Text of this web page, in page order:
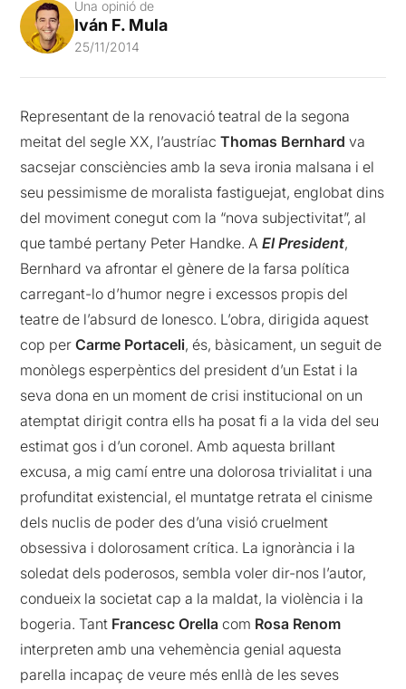
Una opinió de
Iván F. Mula
25/11/2014
Representant de la renovació teatral de la segona
meitat del segle XX, l’austríacThomas Bernhard va
sacsejar consciències amb la seva ironia malsana i el
seu pessimisme de moralista fastiguejat, englobat dins
del moviment conegut com la “nova subjectivitat”, al
que també pertany Peter Handke. AEl President,
Bernhard va afrontar el gènere de la farsa política
carregant-lo d’humor negre i excessos propis del
teatre de l’absurd de Ionesco. L’obra, dirigida aquest
cop perCarme Portaceli, és, bàsicament, un seguit de
monòlegs esperpèntics del president d’un Estat i la
seva dona en un moment de crisi institucional on un
atemptat dirigit contra ells ha posat fi a la vida del seu
estimat gos i d’un coronel. Amb aquesta brillant
excusa, a mig camí entre una dolorosa trivialitat i una
profunditat existencial, el muntatge retrata el cinisme
dels nuclis de poder des d’una visió cruelment
obsessiva i dolorosament crítica. La ignorància i la
soledat dels poderosos, sembla voler dir-nos l’autor,
condueix la societat cap a la maldat, la violència i la
bogeria. Tant Francesc Orella com Rosa Renom
interpreten amb una vehemència genial aquesta
parella incapaç de veure més enllà de les seves